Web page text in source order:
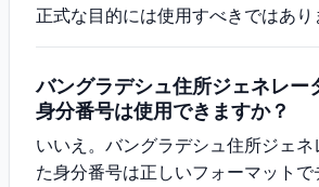
正式な目的には使用すべきではあり
バングラデシュ住所ジェネレー
身分番号は使用できますか？
いいえ。バングラデシュ住所ジェ
た身分番号は正しいフォーマット